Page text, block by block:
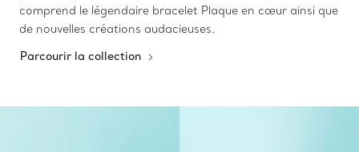
comprend le légendaire bracelet Plaque en cœur ainsi que
de nouvelles créations audacieuses.
Parcourir la collection